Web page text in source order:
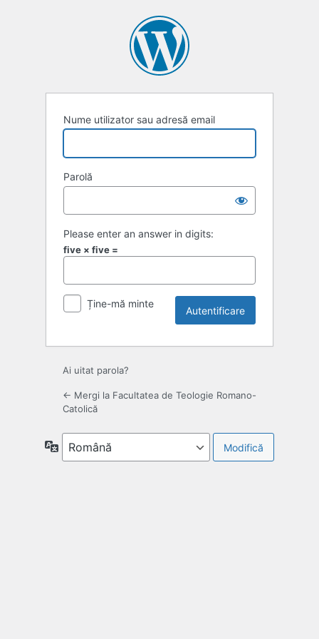
Nume utilizator sau adresă email
Parolă
Please enter an answer in digits:
five × five =
Ține-mă minte
Ai uitat parola?
← Mergi la Facultatea de Teologie Romano-
Catolică
Limbă